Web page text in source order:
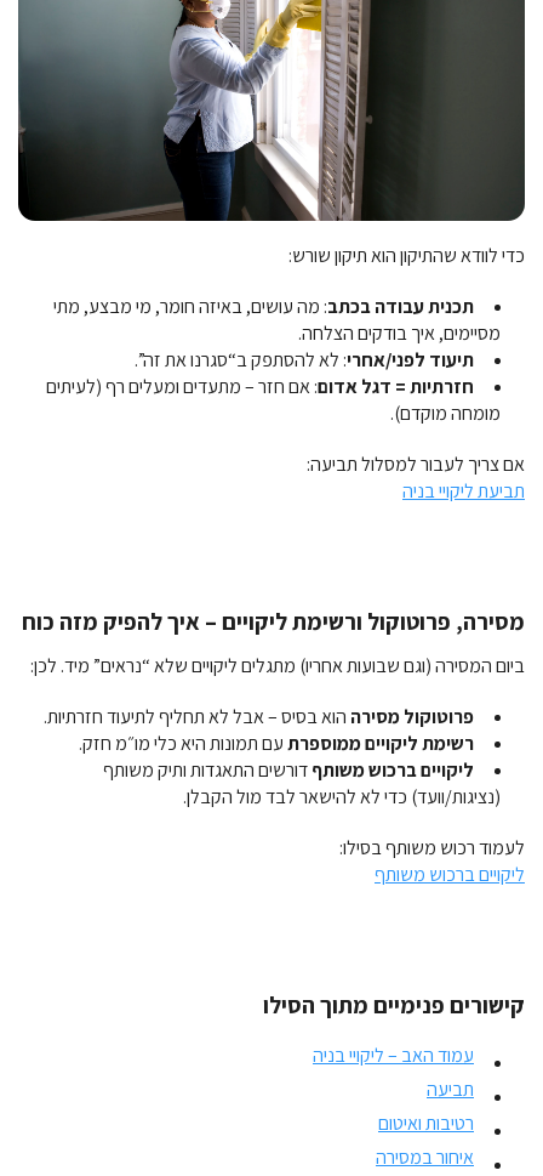
כדי לוודא שהתיקון הוא תיקון שורש:
תכנית עבודה בכתב: מה עושים, באיזה חומר, מי מבצע, מתי
מסיימים, איך בודקים הצלחה.
תיעוד לפני/אחרי: לא להסתפק ב“סגרנו את זה”.
חזרתיות = דגל אדום: אם חזר – מתעדים ומעלים רף (לעיתים
מומחה מוקדם).
אם צריך לעבור למסלול תביעה:
תביעת ליקויי בניה
מסירה, פרוטוקול ורשימת ליקויים – איך להפיק מזה כוח
ביום המסירה (וגם שבועות אחריו) מתגלים ליקויים שלא “נראים” מיד. לכן:
פרוטוקול מסירה הוא בסיס – אבל לא תחליף לתיעוד חזרתיות.
רשימת ליקויים ממוספרתעם תמונות היא כלי מו״מ חזק.
ליקויים ברכוש משותףדורשים התאגדות ותיק משותף
(נציגות/וועד) כדי לא להישאר לבד מול הקבלן.
לעמוד רכוש משותף בסילו:
ליקויים ברכוש משותף
קישורים פנימיים מתוך הסילו
עמוד האב – ליקויי בניה
תביעה
רטיבות ואיטום
איחור במסירה